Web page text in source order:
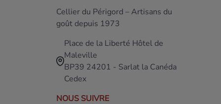
Cellier du Périgord – Artisans du
goût depuis 1973
Place de la Liberté Hôtel de
Maleville
BP39 24201 - Sarlat la Canéda
Cedex
NOUS SUIVRE